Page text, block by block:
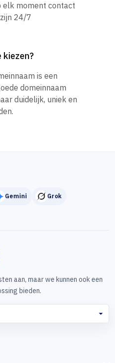
elk moment contact
24/7
kiezen?
is een
domeinnaam
duidelijk, uniek en
Gemini Grok
aan, maar we kunnen ook een
bieden.